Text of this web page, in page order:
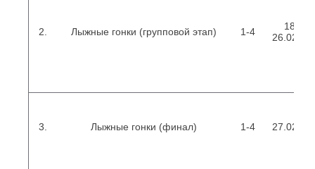
2. Лыжные гонки (групповой этап) 1-4
18.02.-
3. Лыжные гонки (финал) 1-4